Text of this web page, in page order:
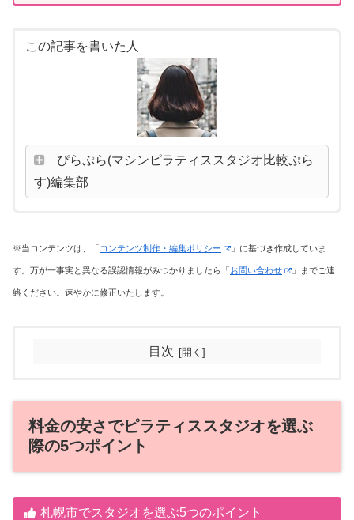
この記事を書いた人
ぴらぷら(マシンピラティススタジオ比較ぷら
す)編集部
※当コンテンツは、「 コンテンツ制作・編集ポリシー 」に基づき作成していま
す。万が一事実と異なる誤認情報がみつかりましたら「 お問い合わせ 」までご連
絡ください。速やかに修正いたします。
目次
料金の安さでピラティススタジオを選ぶ
際の5つポイント
札幌市でスタジオを選ぶ5つのポイント